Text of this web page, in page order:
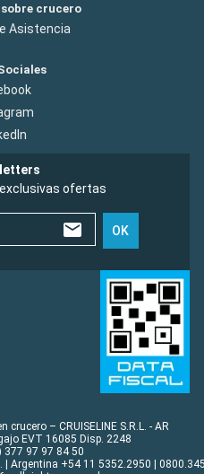
crucero
Asistencia
ofertas
OK
– CRUISELINE S.R.L. - AR
EVT 16085 Disp. 2248
377 97 97 84 50
| Argentina +54 11 5352.2950 |